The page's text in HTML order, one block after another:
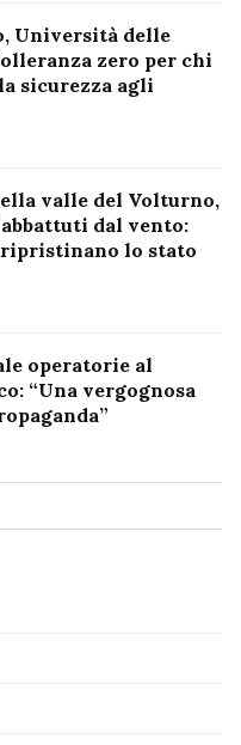
Università delle
zero per chi
sicurezza agli
valle del Volturno,
dal vento:
lo stato
operatorie al
“Una vergognosa